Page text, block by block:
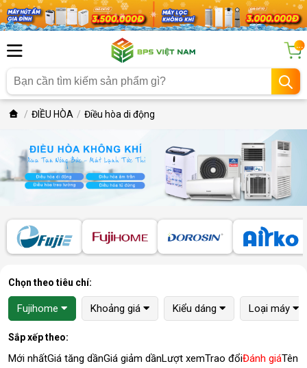
...
ĐIỀU HÒA Điều hòa di động
Chọn theo tiêu chí:
Fujihome Khoảng giá Kiểu dáng Loại máy
Sắp xếp theo:
Mới nhấtGiá tăng dầnGiá giảm dầnLượt xemTrao đổiĐánh giáTên